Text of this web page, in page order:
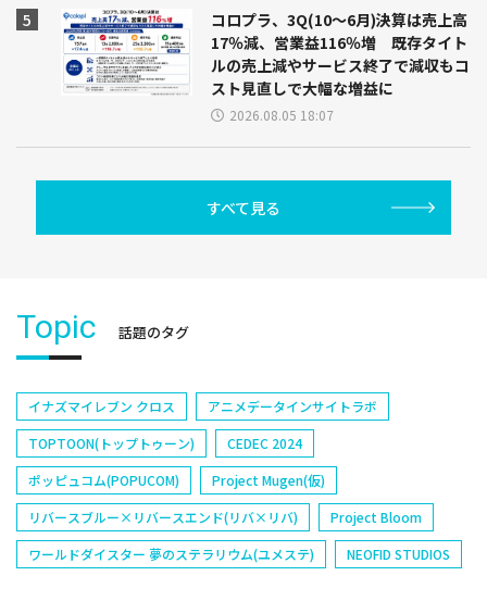
コロプラ、3Q(10～6月)決算は売上高
17％減、営業益116％増 既存タイト
ルの売上減やサービス終了で減収もコ
スト見直しで大幅な増益に
2026.08.05 18:07
すべて見る
Topic 話題のタグ
イナズマイレブン クロス
アニメデータインサイトラボ
TOPTOON(トップトゥーン)
CEDEC 2024
ポッピュコム(POPUCOM)
Project Mugen(仮)
リバースブルー×リバースエンド(リバ×リバ)
Project Bloom
ワールドダイスター 夢のステラリウム(ユメステ)
NEOFID STUDIOS